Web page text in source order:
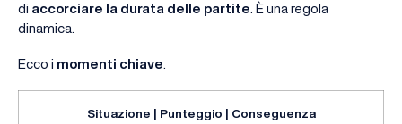
di accorciare la durata delle partite . È una regola
dinamica.
Ecco i momenti chiave
Situazione | Punteggio | Conseguenza